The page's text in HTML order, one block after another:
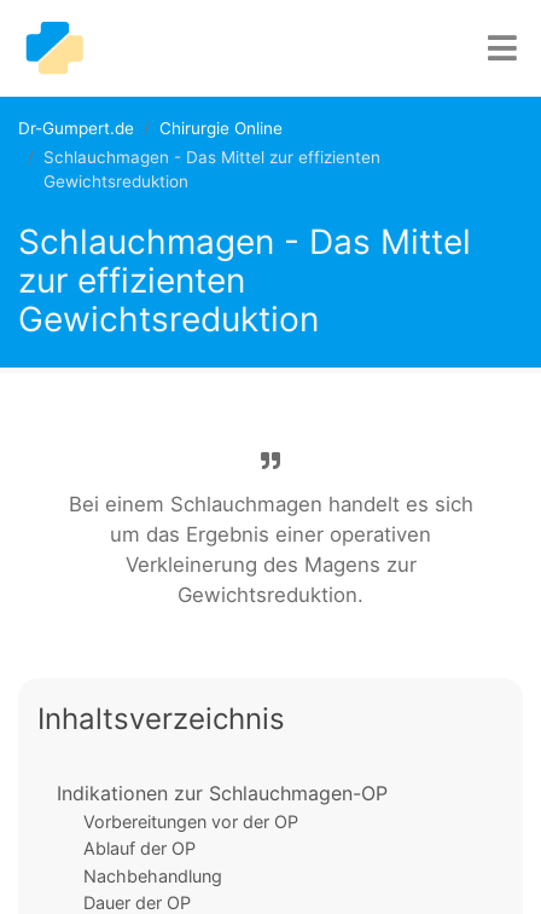
Dr-Gumpert.de
Chirurgie Online
Schlauchmagen - Das Mittel zur effizienten
Gewichtsreduktion
Schlauchmagen - Das Mittel
zur effizienten
Gewichtsreduktion
Bei einem Schlauchmagen handelt es sich
um das Ergebnis einer operativen
Verkleinerung des Magens zur
Gewichtsreduktion.
Inhaltsverzeichnis
Indikationen zur Schlauchmagen-OP
Vorbereitungen vor der OP
Ablauf der OP
Nachbehandlung
Dauer der OP